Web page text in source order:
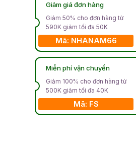
Giảm giá đơn hàng
Giảm 50% cho đơn hàng từ
590K giảm tối đa 50K
Mã: NHANAM66
Miễn phí vận chuyển
Giảm 100% cho đơn hàng từ
500K giảm tối đa 40K
Mã: FS